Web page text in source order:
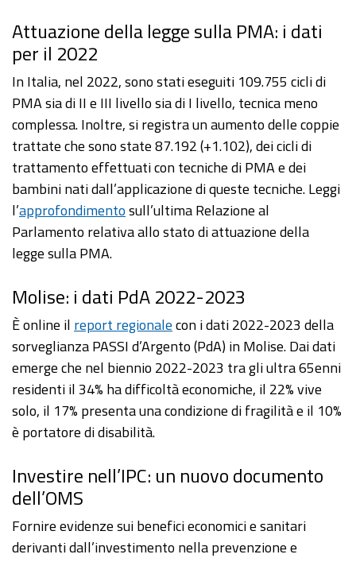
Attuazione della legge sulla PMA: i dati
per il 2022
In Italia, nel 2022, sono stati eseguiti 109.755 cicli di
PMA sia di II e III livello sia di I livello, tecnica meno
complessa. Inoltre, si registra un aumento delle coppie
trattate che sono state 87.192 (+1.102), dei cicli di
trattamento effettuati con tecniche di PMA e dei
bambini nati dall’applicazione di queste tecniche. Leggi
l’approfondimentosull’ultima Relazione al
Parlamento relativa allo stato di attuazione della
legge sulla PMA.
Molise: i dati PdA 2022-2023
È online il report regionalecon i dati 2022-2023 della
sorveglianza PASSI d’Argento (PdA) in Molise. Dai dati
emerge che nel biennio 2022-2023 tra gli ultra 65enni
residenti il 34% ha difficoltà economiche, il 22% vive
solo, il 17% presenta una condizione di fragilità e il 10%
è portatore di disabilità.
Investire nell’IPC: un nuovo documento
dell’OMS
Fornire evidenze sui benefici economici e sanitari
derivanti dall’investimento nella prevenzione e